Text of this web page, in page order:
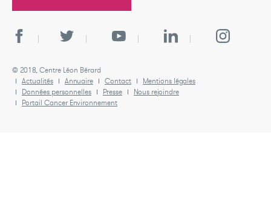
© 2018, Centre Léon Bérard
Actualités
Annuaire Contact
Mentions légales
Données personnelles
Presse
Nous rejoindre
Portail Cancer Environnement